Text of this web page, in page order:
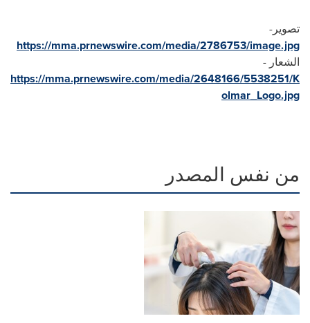
تصویر-
https://mma.prnewswire.com/media/2786753/image.jpg
الشعار -
https://mma.prnewswire.com/media/2648166/5538251/K
olmar_Logo.jpg
من نفس المصدر